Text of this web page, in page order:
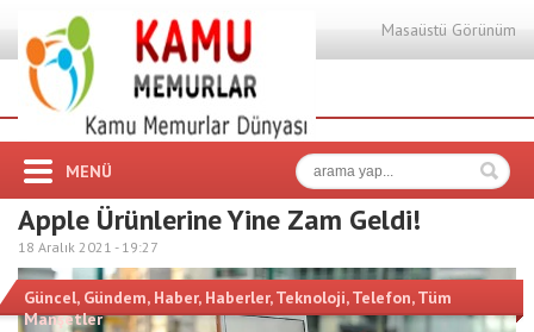
Masaüstü Görünüm
MENÜ
Apple Ürünlerine Yine Zam Geldi!
18 Aralık 2021 - 19:27
Güncel, Gündem, Haber, Haberler,Teknoloji,Telefon,Tüm
Manşetler